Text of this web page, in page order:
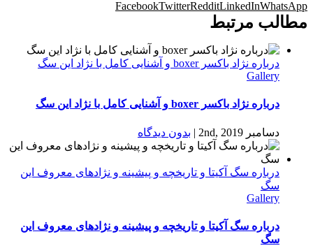
FacebookTwitterRedditLinkedInWhatsApp
مطالب مرتبط
درباره نژاد باکسر boxer و آشنایی کامل با نژاد این سگ
Gallery
درباره نژاد باکسر boxer و آشنایی کامل با نژاد این سگ
دسامبر 2nd, 2019 | بدون ديدگاه
درباره سگ آکیتا و تاریخچه و پیشینه و نژادهای معروف این
سگ
Gallery
درباره سگ آکیتا و تاریخچه و پیشینه و نژادهای معروف این
سگ